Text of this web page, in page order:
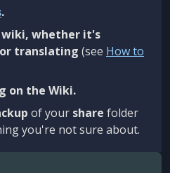
.
whether it's
translating (see How to
on the Wiki.
of your share folder
you're not sure about.